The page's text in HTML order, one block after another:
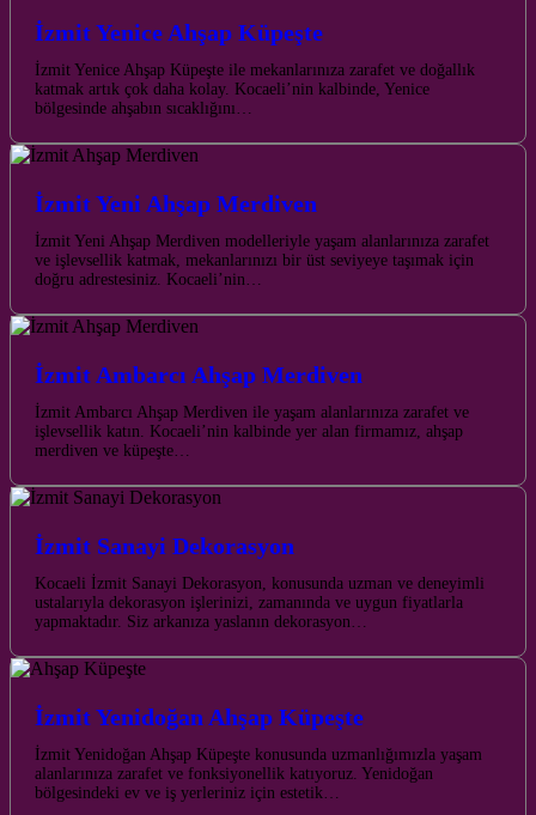
İzmit Yenice Ahşap Küpeşte
İzmit Yenice Ahşap Küpeşte ile mekanlarınıza zarafet ve doğallık
katmak artık çok daha kolay. Kocaeli’nin kalbinde, Yenice
bölgesinde ahşabın sıcaklığını…
İzmit Yeni Ahşap Merdiven
İzmit Yeni Ahşap Merdiven modelleriyle yaşam alanlarınıza zarafet
ve işlevsellik katmak, mekanlarınızı bir üst seviyeye taşımak için
doğru adrestesiniz. Kocaeli’nin…
İzmit Ambarcı Ahşap Merdiven
İzmit Ambarcı Ahşap Merdiven ile yaşam alanlarınıza zarafet ve
işlevsellik katın. Kocaeli’nin kalbinde yer alan firmamız, ahşap
merdiven ve küpeşte…
İzmit Sanayi Dekorasyon
Kocaeli İzmit Sanayi Dekorasyon, konusunda uzman ve deneyimli
ustalarıyla dekorasyon işlerinizi, zamanında ve uygun fiyatlarla
yapmaktadır. Siz arkanıza yaslanın dekorasyon…
İzmit Yenidoğan Ahşap Küpeşte
İzmit Yenidoğan Ahşap Küpeşte konusunda uzmanlığımızla yaşam
alanlarınıza zarafet ve fonksiyonellik katıyoruz. Yenidoğan
bölgesindeki ev ve iş yerleriniz için estetik…